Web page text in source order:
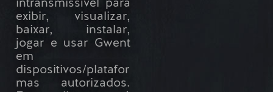
intransmissível para
exibir, visualizar,
baixar, instalar,
jogar e usar Gwent
em
dispositivos/platafor
mas autorizados.